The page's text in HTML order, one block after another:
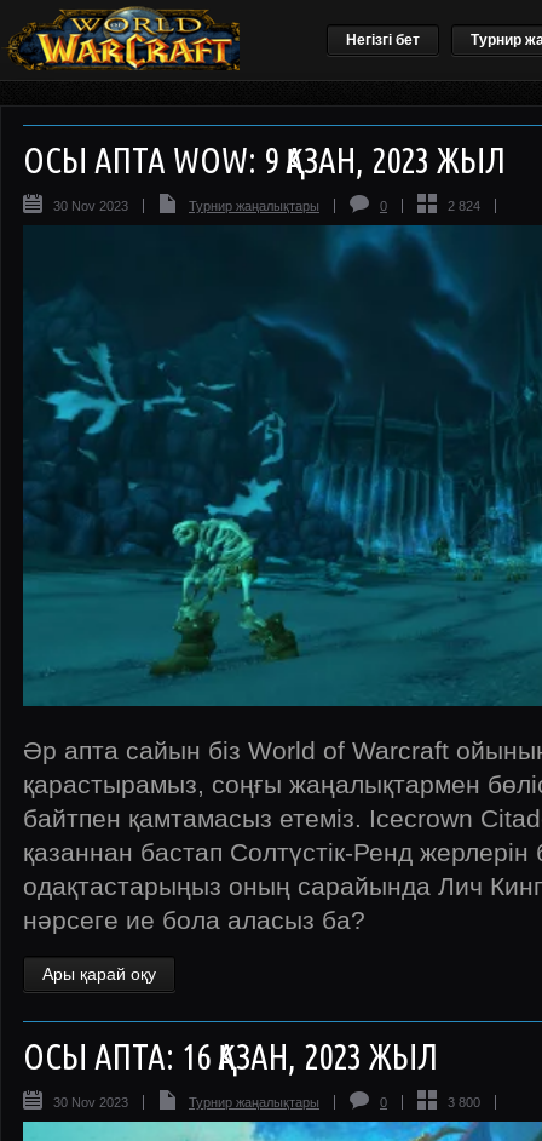
Негізгі бет Турнир
ОСЫ АПТА WOW: 9 ҚАЗАН, 2023 ЖЫЛ
30 Nov 2023 Турнир жаңалықтары 0 2 824
Әр апта сайын біз World of Warcraft
қарастырамыз, соңғы жаңалықтармен
байтпен қамтамасыз етеміз. Icecrown
қазаннан бастап Солтүстік-Ренд жерлерін
одақтастарыңыз оның сарайында Лич
нәрсеге ие бола аласыз ба?
Ары қарай оқу
ОСЫ АПТА: 16 ҚАЗАН, 2023 ЖЫЛ
30 Nov 2023 Турнир жаңалықтары 0 3 800